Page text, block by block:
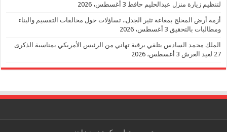
لتنظيم زيارة منزل عبدالحليم حافظ 3 أغسطس، 2026
أزمة أرض المحلج بمغاغة تثير الجدل.. تساؤلات حول مخالفات التقسيم والبناء
ومطالبات بالتحقيق 3 أغسطس، 2026
الملك محمد السادس يتلقي برقية تهاني من الرئيس الأمريكي بمناسبة الذكرى
27 لعيد العرش
3 أغسطس، 2026